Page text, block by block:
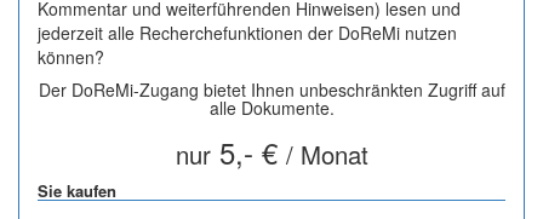
Kommentar und weiterführenden Hinweisen) lesen und
jederzeit alle Recherchefunktionen der DoReMi nutzen
können?
Der DoReMi-Zugang bietet Ihnen unbeschränkten Zugriff auf
alle Dokumente.
nur5,- € / Monat
Sie kaufen